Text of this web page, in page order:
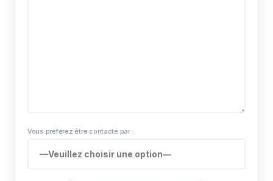
Vous préférez être contacté par :